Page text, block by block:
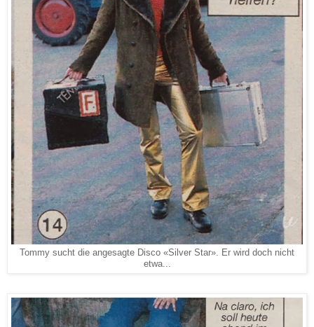
Tommy sucht die angesagte Disco «Silver Star». Er wird doch nicht
etwa...